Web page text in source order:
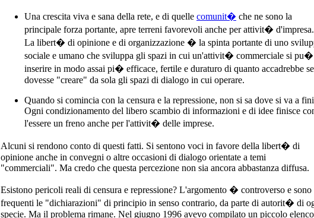
Una crescita viva e sana della rete, e di quelle comunit� che ne sono la
principale forza portante, apre terreni favorevoli anche per attivit� d'impresa.
La libert� di opinione e di organizzazione � la spinta portante di uno
sociale e umano che sviluppa gli spazi in cui un'attivit� commerciale si pu�
inserire in modo assai pi� efficace, fertile e duraturo di quanto accadrebbe se
dovesse "creare" da sola gli spazi di dialogo in cui operare.
Quando si comincia con la censura e la repressione, non si sa dove si va a
Ogni condizionamento del libero scambio di informazioni e di idee finisce
l'essere un freno anche per l'attivit� delle imprese.
Alcuni si rendono conto di questi fatti. Si sentono voci in favore della libert� di
opinione anche in convegni o altre occasioni di dialogo orientate a temi
"commerciali". Ma credo che questa percezione non sia ancora abbastanza diffusa.
Esistono pericoli reali di censura e repressione? L'argomento � controverso e sono
frequenti le "dichiarazioni" di principio in senso contrario, da parte di autorit� di
specie. Ma il problema rimane. Nel giugno 1996 avevo compilato un piccolo elenco